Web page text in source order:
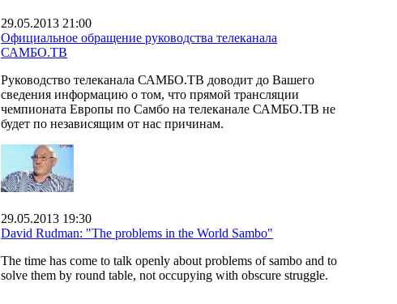
29.05.2013 21:00
Официальное обращение руководства телеканала
САМБО.ТВ
Руководство телеканала САМБО.ТВ доводит до Вашего
сведения информацию о том, что прямой трансляции
чемпионата Европы по Самбо на телеканале САМБО.ТВ не
будет по независящим от нас причинам.
29.05.2013 19:30
David Rudman: "The problems in the World Sambo"
The time has come to talk openly about problems of sambo and to
solve them by round table, not occupying with obscure struggle.